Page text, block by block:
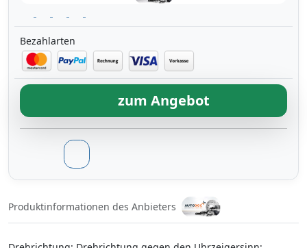
Bezahlarten
zum Angebot
Produktinformationen des Anbieters